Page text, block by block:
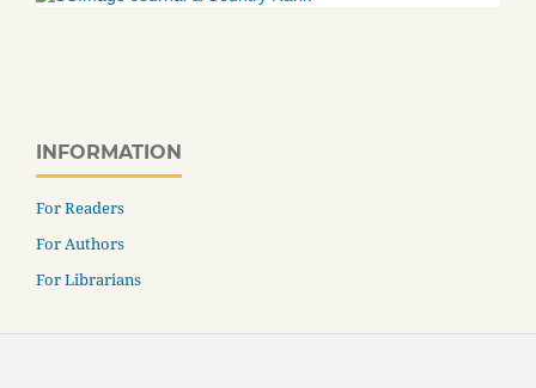
INFORMATION
For Readers
For Authors
For Librarians